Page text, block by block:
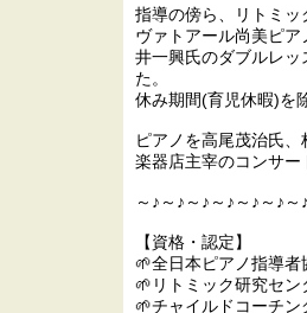
指導の傍ら、リトミ
ヴァトアール尚美ピ
井一興氏のダブルレ
た。
休み期間(育児休暇)を
ピアノを高尾茂治氏、
楽器店主宰のコンサー
～♪～♪～♪～♪～♪～♪～
【資格・認定】
🌱全日本ピアノ指導者
🌱リトミック研究セ
🌱チャイルドコーチン